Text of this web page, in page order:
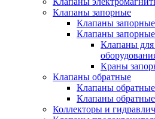
Клапаны запорные
Клапаны
Клапаны
Клапаны для
Краны
Клапаны обратные
Клапаны
Клапаны
Коллекторы и